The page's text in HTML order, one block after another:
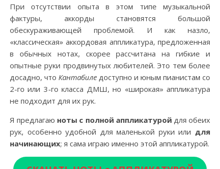
При отсутствии опыта в этом типе музыкальной
фактуры, аккорды становятся большой
обескураживающей проблемой. И как назло,
«классическая» аккордовая аппликатура, предложенная
в обычных нотах, скорее рассчитана на гибкие и
опытные руки продвинутых любителей. Это тем более
досадно, что Кантабиле доступно и юным пианистам со
2-го или 3-го класса ДМШ, но «широкая» аппликатура
не подходит для их рук.
Я предлагаю ноты с полной аппликатуройдля обеих
рук, особенно удобной для маленькой руки или для
начинающих; я сама играю именно этой аппликатурой.